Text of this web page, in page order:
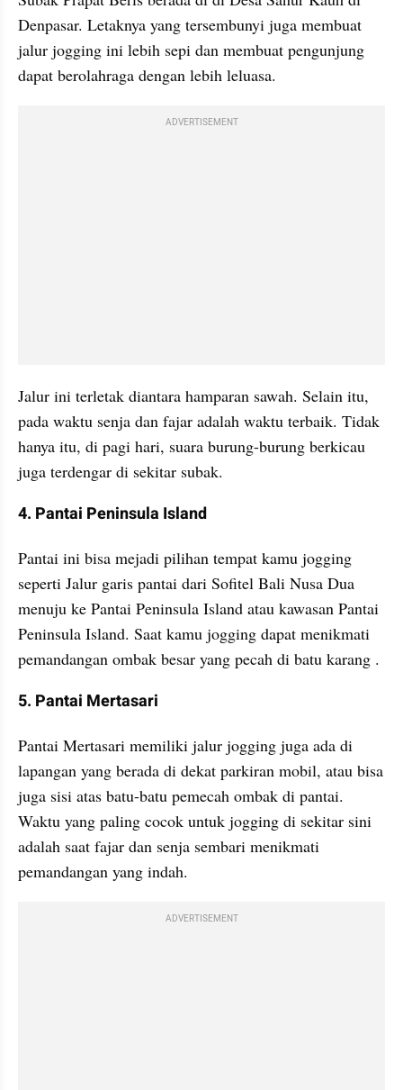
Denpasar. Letaknya yang tersembunyi juga membuat
jalur jogging ini lebih sepi dan membuat pengunjung
dapat berolahraga dengan lebih leluasa.
ADVERTISEMENT
Jalur ini terletak diantara hamparan sawah. Selain itu,
pada waktu senja dan fajar adalah waktu terbaik. Tidak
hanya itu, di pagi hari, suara burung-burung berkicau
juga terdengar di sekitar subak.
4. Pantai Peninsula Island
Pantai ini bisa mejadi pilihan tempat kamu jogging
seperti Jalur garis pantai dari Sofitel Bali Nusa Dua
menuju ke Pantai Peninsula Island atau kawasan Pantai
Peninsula Island. Saat kamu jogging dapat menikmati
pemandangan ombak besar yang pecah di batu karang .
5. Pantai Mertasari
Pantai Mertasari memiliki jalur jogging juga ada di
lapangan yang berada di dekat parkiran mobil, atau bisa
juga sisi atas batu-batu pemecah ombak di pantai.
Waktu yang paling cocok untuk jogging di sekitar sini
adalah saat fajar dan senja sembari menikmati
pemandangan yang indah.
ADVERTISEMENT